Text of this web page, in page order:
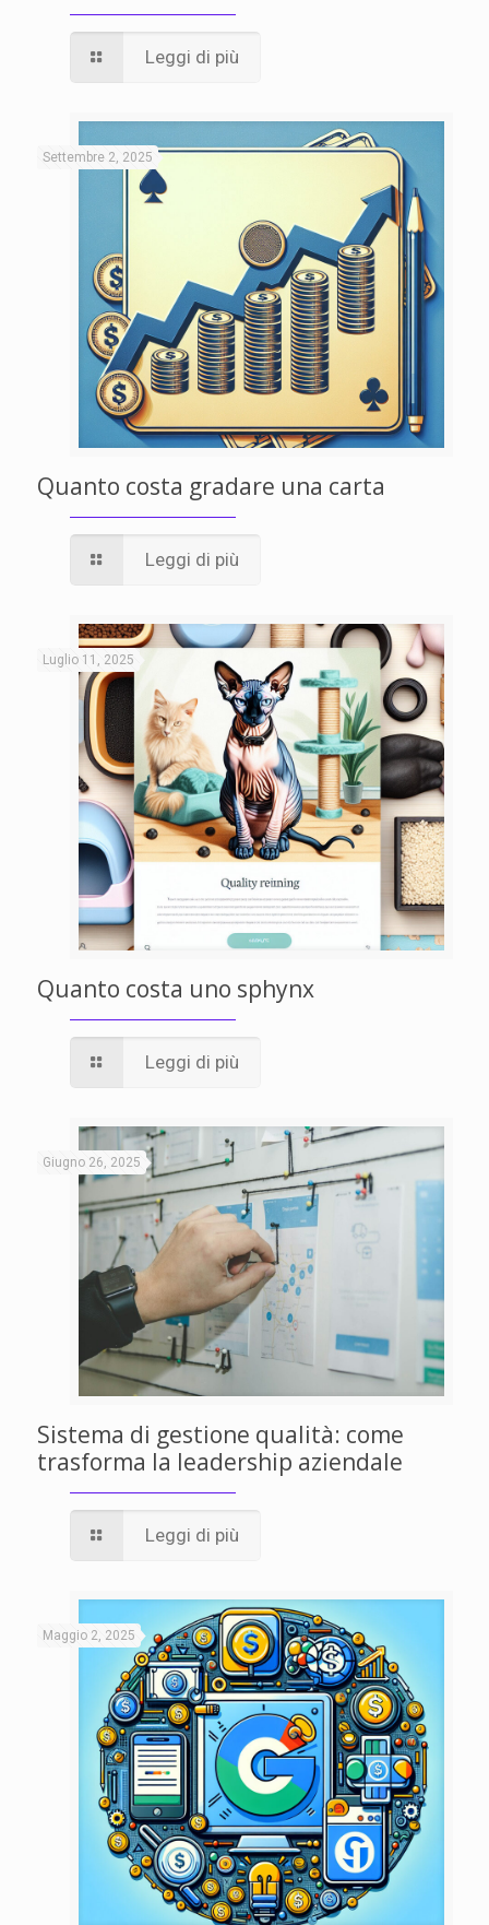
Leggi di più
Settembre 2, 2025
Quanto costa gradare una carta
Leggi di più
Luglio 11, 2025
Quanto costa uno sphynx
Leggi di più
Giugno 26, 2025
Sistema di gestione qualità: come
trasforma la leadership aziendale
Leggi di più
Maggio 2, 2025